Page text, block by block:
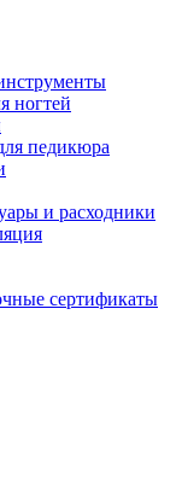
ногтей
педикюра
и расходники
сертификаты